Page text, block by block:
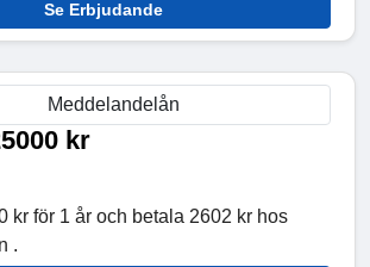
Se Erbjudande
kr
kr för 1 år och betala 2602 kr hos
.